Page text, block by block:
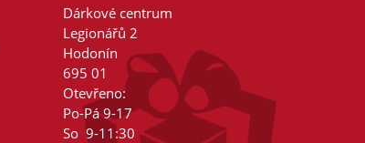
Dárkové centrum
Legionářů 2
Hodonín
695 01
Otevřeno:
Po-Pá 9-17
So 9-11:30